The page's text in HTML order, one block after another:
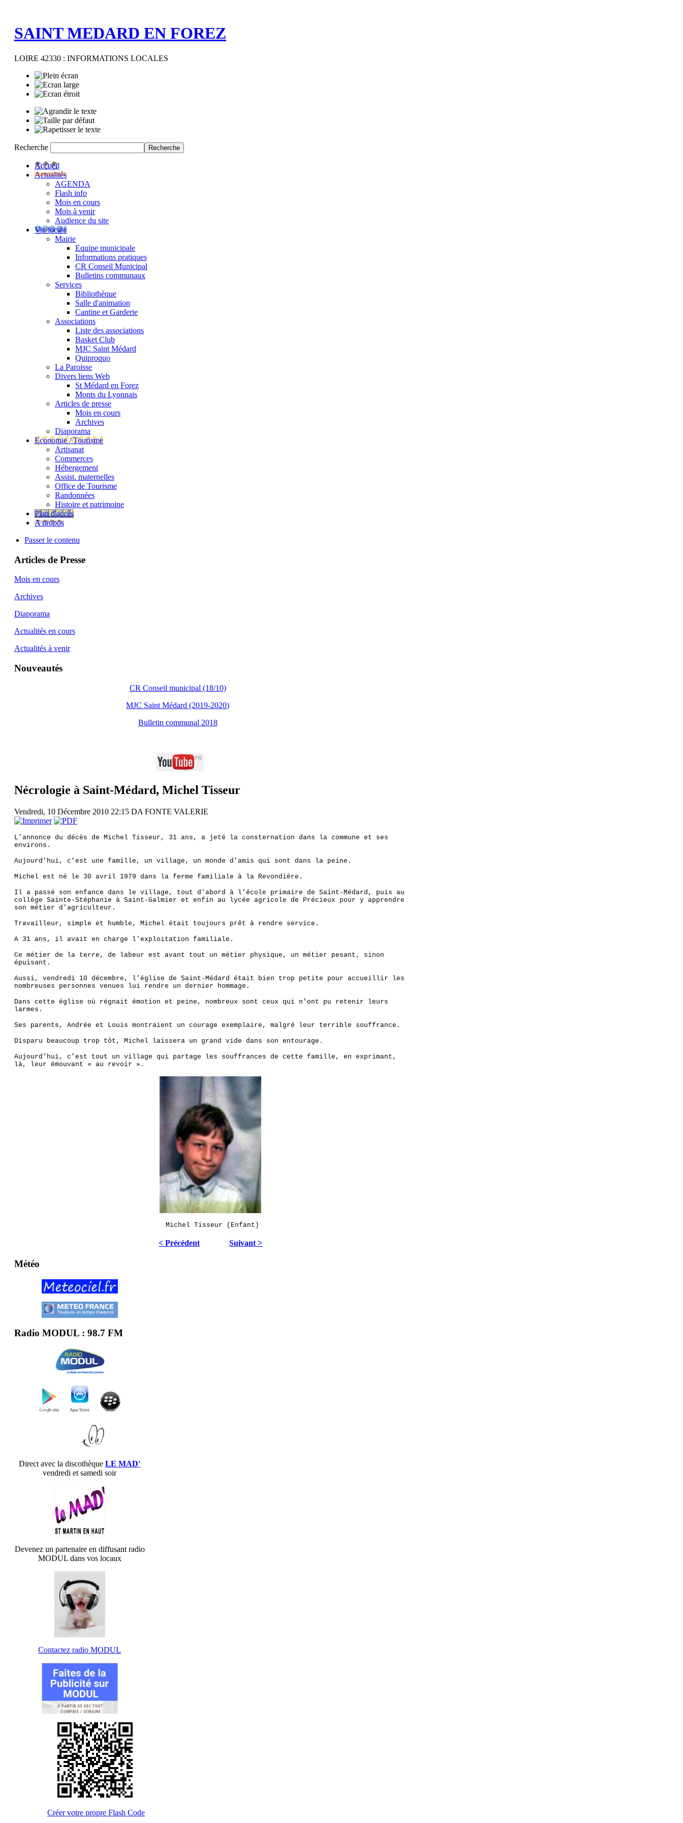
SAINT MEDARD EN FOREZ
LOIRE 42330 : INFORMATIONS LOCALES
Recherche
Accueil
Actualités
AGENDA
Flash info
Mois en cours
Mois à venir
Audience du site
Vie locale
Mairie
Equipe municipale
Informations pratiques
CR Conseil Municipal
Bulletins communaux
Services
Bibliothèque
Salle d'animation
Cantine et Garderie
Associations
Liste des associations
Basket Club
MJC Saint Médard
Quiproquo
La Paroisse
Divers liens Web
St Médard en Forez
Monts du Lyonnais
Articles de presse
Mois en cours
Archives
Diaporama
Economie / Tourisme
Artisanat
Commerces
Hébergement
Assist. maternelles
Office de Tourisme
Randonnées
Histoire et patrimoine
Plan d'accès
A propos
Passer le contenu
Articles de Presse
Mois en cours
Archives
Diaporama
Actualités en cours
Actualités à venir
Nouveautés
CR Conseil municipal (18/10)
MJC Saint Médard (2019-2020)
Bulletin communal 2018
Nécrologie à Saint-Médard, Michel Tisseur
Vendredi, 10 Décembre 2010 22:15 DA FONTE VALERIE
L’annonce du décès de Michel Tisseur, 31 ans, a jeté la consternation dans la commune et ses
environs.
Aujourd’hui, c’est une famille, un village, un monde d’amis qui sont dans la peine.
Michel est né le 30 avril 1979 dans la ferme familiale à la Revondière.
Il a passé son enfance dans le village, tout d'abord à l’école primaire de Saint-Médard, puis au
collège Sainte-Stéphanie à Saint-Galmier et enfin au lycée agricole de Précieux pour y apprendre
son métier d’agriculteur.
Travailleur, simple et humble, Michel était toujours prêt à rendre service.
A 31 ans, il avait en charge l’exploitation familiale.
Ce métier de la terre, de labeur est avant tout un métier physique, un métier pesant, sinon
épuisant.
Aussi, vendredi 10 décembre, l’église de Saint-Médard était bien trop petite pour accueillir les
nombreuses personnes venues lui rendre un dernier hommage.
Dans cette église où régnait émotion et peine, nombreux sont ceux qui n’ont pu retenir leurs
larmes.
Ses parents, Andrée et Louis montraient un courage exemplaire, malgré leur terrible souffrance.
Disparu beaucoup trop tôt, Michel laissera un grand vide dans son entourage.
Aujourd’hui, c’est tout un village qui partage les souffrances de cette famille, en exprimant,
là, leur émouvant « au revoir ».
Michel Tisseur (Enfant)
< Précédent Suivant >
Météo
Radio MODUL : 98.7 FM
Direct avec la discothèqueLE MAD'
vendredi et samedi soir
Devenez un partenaire en diffusant radio
MODUL dans vos locaux
Contactez radio MODUL
Créer votre propre Flash Code